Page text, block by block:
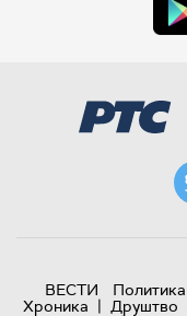
ВЕСТИ Политика
Хроника | Друштво